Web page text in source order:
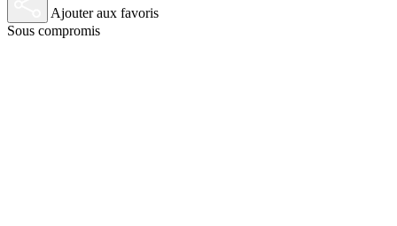
Ajouter aux favoris
Sous compromis